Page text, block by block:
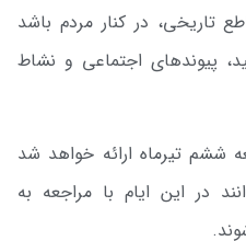
تاریخی، در کنار مردم باشد
پیوندهای اجتماعی و نشاط
ششم تیرماه ارائه خواهد شد
در این ایام با مراجعه به